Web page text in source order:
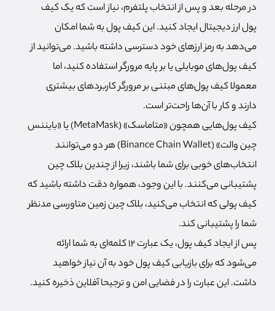
در مرحله بعد و پس از انتخاب پلتفرم، نیاز است که یک کیف
پول ارز دیجیتال ایجاد کنید. این کیف پول به شما امکان
می‌دهد به رمز ارزهای خود دسترسی داشته باشید. می‌توانید از
کیف پول‌های موبایلی یا بر پایه مرورگر استفاده کنید، اما
معمولا کیف پول‌های مبتنی بر مرورگر کاربردهای بیشتری
دارند و کار با آن‌ها راحت‌تر است.
کیف پول‌هایی همچون «متاماسک» (MetaMask) یا «بایننس
چین والت» (Binance Chain Wallet) هر دو می‌توانند
انتخاب‌های خوبی برای شما باشند، زیرا از چندین بلاک چین
پشتیبانی می‌کنند. با این وجود، همواره دقت داشته باشید که
کیف پولی که انتخاب می‌کنید، بلاک چین زمین متاورسی مدنظر
شما را پشتیبانی کند.
پس از ایجاد کیف پول، یک عبارت 12 کلمه‌ای به شما ارائه
می‌شود که برای بازیابی کیف پول خود به آن نیاز خواهید
داشت. این عبارت را در فضایی امن و ترجیحا آفلاین ذخیره کنید.